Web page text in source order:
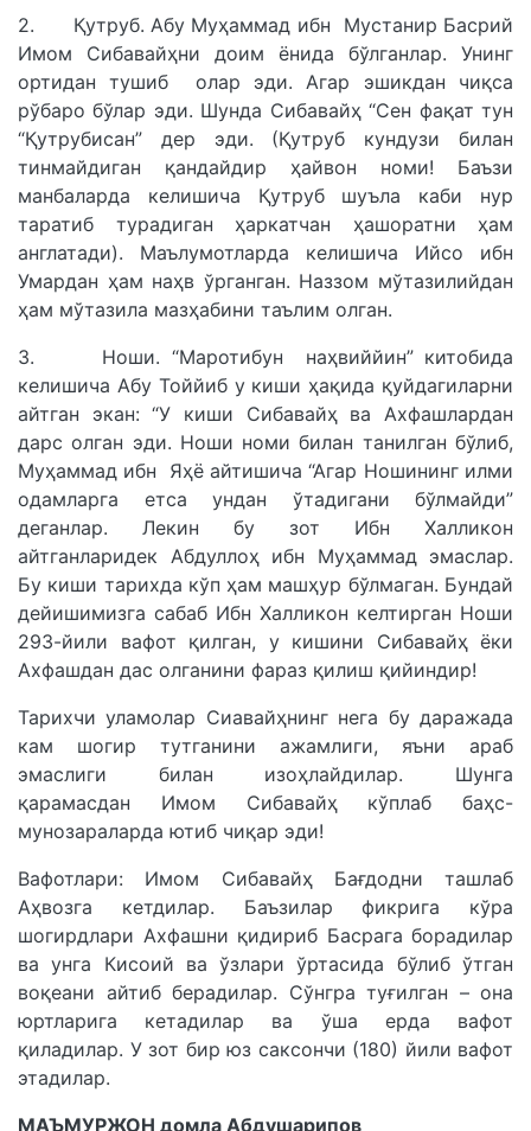
2. Қутруб. Абу Муҳаммад ибн Мустанир Басрий
Имом Сибавайҳни доим ёнида бўлганлар. Унинг
ортидан тушиб олар эди. Агар эшикдан чиқса
рўбаро бўлар эди. Шунда Сибавайҳ “Сен фақат тун
“Қутрубисан” дер эди. (Қутруб кундузи билан
тинмайдиган қандайдир ҳайвон номи! Баъзи
манбаларда келишича Қутруб шуъла каби нур
таратиб турадиган ҳаркатчан ҳашоратни ҳам
англатади). Маълумотларда келишича Ийсо ибн
Умардан ҳам наҳв ўрганган. Наззом мўтазилийдан
ҳам мўтазила мазҳабини таълим олган.
3. Ноши. “Маротибун наҳвиййин” китобида
келишича Абу Тоййиб у киши ҳақида қуйдагиларни
айтган экан: “У киши Сибавайҳ ва Ахфашлардан
дарс олган эди. Ноши номи билан танилган бўлиб,
Муҳаммад ибн Яҳё айтишича “Агар Ношининг илми
одамларга етса ундан ўтадигани бўлмайди”
деганлар. Лекин бу зот Ибн Халликон
айтганларидек Абдуллоҳ ибн Муҳаммад эмаслар.
Бу киши тарихда кўп ҳам машҳур бўлмаган. Бундай
дейишимизга сабаб Ибн Халликон келтирган Ноши
293-йили вафот қилган, у кишини Сибавайҳ ёки
Ахфашдан дас олганини фараз қилиш қийиндир!
Тарихчи уламолар Сиавайҳнинг нега бу даражада
кам шогир тутганини ажамлиги, яъни араб
эмаслиги билан изоҳлайдилар. Шунга
қарамасдан Имом Сибавайҳ кўплаб баҳс-
мунозараларда ютиб чиқар эди!
Вафотлари: Имом Сибавайҳ Бағдодни ташлаб
Аҳвозга кетдилар. Баъзилар фикрига кўра
шогирдлари Ахфашни қидириб Басрага борадилар
ва унга Кисоий ва ўзлари ўртасида бўлиб ўтган
воқеани айтиб берадилар. Сўнгра туғилган – она
юртларига кетадилар ва ўша ерда вафот
қиладилар. У зот бир юз саксончи (180) йили вафот
этадилар.
МАЪМУРЖОН домла Абдушарипов